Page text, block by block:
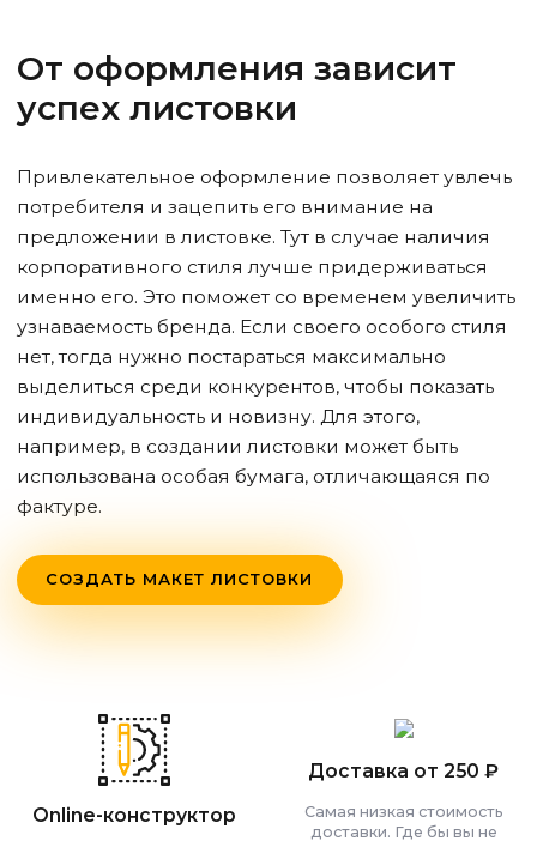
От оформления зависит
успех листовки
Привлекательное оформление позволяет увлечь
потребителя и зацепить его внимание на
предложении в листовке. Тут в случае наличия
корпоративного стиля лучше придерживаться
именно его. Это поможет со временем увеличить
узнаваемость бренда. Если своего особого стиля
нет, тогда нужно постараться максимально
выделиться среди конкурентов, чтобы показать
индивидуальность и новизну. Для этого,
например, в создании листовки может быть
использована особая бумага, отличающаяся по
фактуре.
СОЗДАТЬ МАКЕТ ЛИСТОВКИ
Online-конструктор
Доставка от 250 ₽
Самая низкая стоимость
доставки. Где бы вы не